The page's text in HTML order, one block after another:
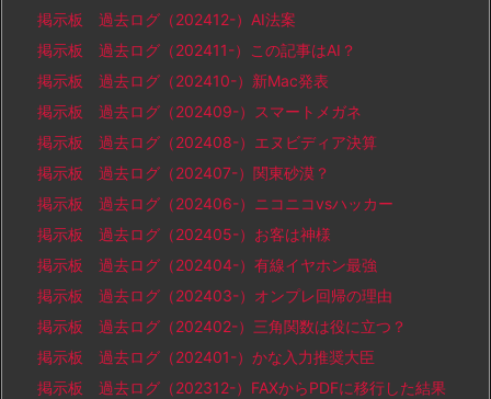
掲示板 過去ログ（202412-）AI法案
掲示板 過去ログ（202411-）この記事はAI？
掲示板 過去ログ（202410-）新Mac発表
掲示板 過去ログ（202409-）スマートメガネ
掲示板 過去ログ（202408-）エヌビディア決算
掲示板 過去ログ（202407-）関東砂漠？
掲示板 過去ログ（202406-）ニコニコvsハッカー
掲示板 過去ログ（202405-）お客は神様
掲示板 過去ログ（202404-）有線イヤホン最強
掲示板 過去ログ（202403-）オンプレ回帰の理由
掲示板 過去ログ（202402-）三角関数は役に立つ？
掲示板 過去ログ（202401-）かな入力推奨大臣
掲示板 過去ログ（202312-）FAXからPDFに移行した結果